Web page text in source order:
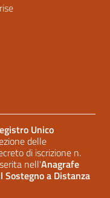
Unico
delle
di iscrizione n.
nell'Anagrafe
Sostegno a Distanza